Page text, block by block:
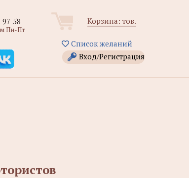
Корзина: тов.
Список желаний
Вход/Регистрация
58
Пн-Пт